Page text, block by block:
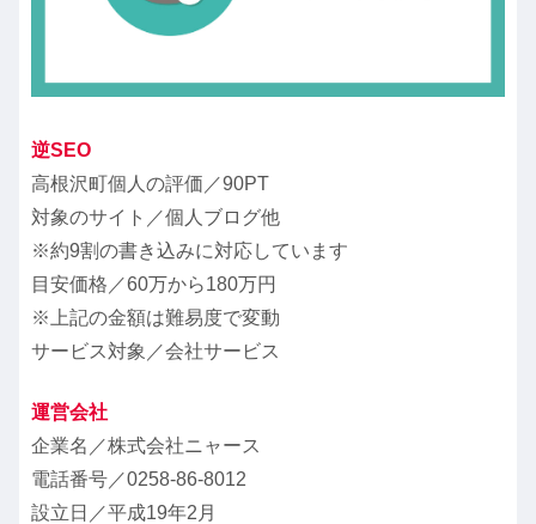
逆SEO
高根沢町個人の評価／90PT
対象のサイト／個人ブログ他
※約9割の書き込みに対応しています
目安価格／60万から180万円
※上記の金額は難易度で変動
サービス対象／会社サービス
運営会社
企業名／株式会社ニャース
電話番号／0258-86-8012
設立日／平成19年2月